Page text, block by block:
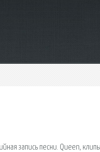
запись песни. Queen,